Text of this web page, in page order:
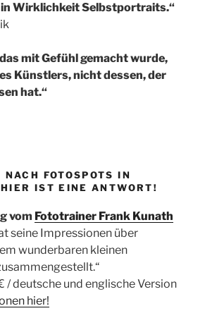
in Wirklichkeit Selbstportraits.“
mit Gefühl gemacht wurde,
Künstlers, nicht dessen, der
hat.“
NACH FOTOSPOTS IN
IST EINE ANTWORT!
vom Fototrainer Frank Kunath
seine Impressionen über
wunderbaren kleinen
/ deutsche und englische Version
hier!